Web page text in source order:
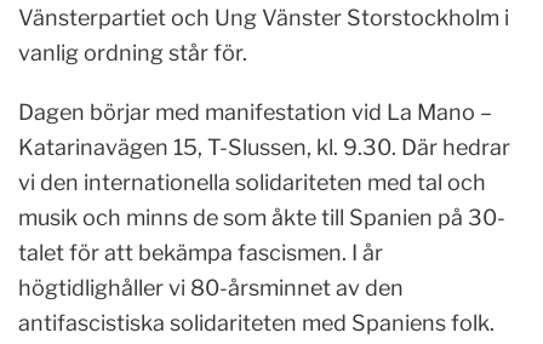
Vänsterpartiet och Ung Vänster Storstockholm i
vanlig ordning står för.
Dagen börjar med manifestation vid La Mano –
Katarinavägen 15, T-Slussen, kl. 9.30. Där hedrar
vi den internationella solidariteten med tal och
musik och minns de som åkte till Spanien på 30-
talet för att bekämpa fascismen. I år
högtidlighåller vi 80-årsminnet av den
antifascistiska solidariteten med Spaniens folk.